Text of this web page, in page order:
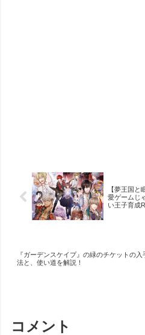
【夢王国と
愛ゲームじ
い王子育成
『ガーデンスケイプ』の緑のチケットの入
法と、使い道を解説！
コメント